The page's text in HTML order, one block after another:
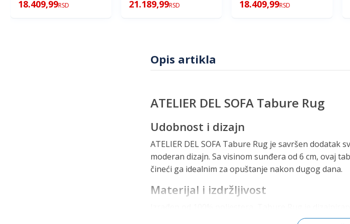
18.409,99RSD 21.189,99RSD 18.409,99RSD
Opis artikla
ATELIER DEL SOFA Tabure Rug
Udobnost i dizajn
ATELIER DEL SOFA Tabure Rug je savršen
moderan dizajn. Sa visinom sunđera od 6 cm, ovaj
čineći ga idealnim za opuštanje nakon dugog dana.
Materijal i izdržljivost
izdržljivosti i otpornosti na habanje, što ga čini